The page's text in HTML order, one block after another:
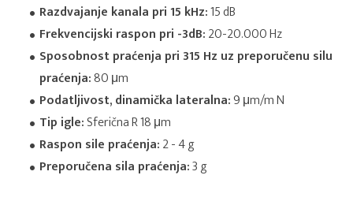
Razdvajanje kanala pri 15 kHz:15 dB
Frekvencijski raspon pri -3dB:20-20.000 Hz
Sposobnost praćenja pri 315 Hz uz preporučenu silu
praćenja:80 μm
Podatljivost, dinamička lateralna:9 μm/m N
Tip igle:Sferična R 18 μm
Raspon sile praćenja:2 - 4 g
Preporučena sila praćenja:3 g